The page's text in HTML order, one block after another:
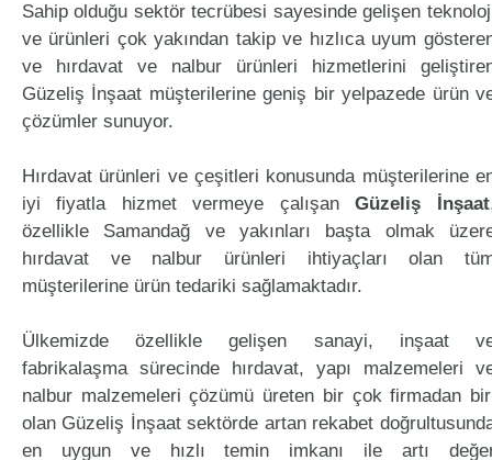
Sahip olduğu sektör tecrübesi sayesinde gelişen
ve ürünleri çok yakından takip ve hızlıca uyum
ve hırdavat ve nalbur ürünleri hizmetlerini
Güzeliş İnşaat müşterilerine geniş bir yelpazede ürün
çözümler sunuyor.
Hırdavat ürünleri ve çeşitleri konusunda müşterilerine
iyi fiyatla hizmet vermeye çalışanGüzeliş İnşaat
özellikle Samandağ ve yakınları başta olmak
hırdavat ve nalbur ürünleri ihtiyaçları olan
müşterilerine ürün tedariki sağlamaktadır.
Ülkemizde özellikle gelişen sanayi, inşaat
fabrikalaşma sürecinde hırdavat, yapı malzemeleri
nalbur malzemeleri çözümü üreten bir çok firmadan
olan Güzeliş İnşaat sektörde artan rekabet
en uygun ve hızlı temin imkanı ile artı